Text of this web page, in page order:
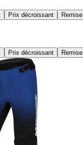
Prix décroissant Remise
Prix décroissant Remise